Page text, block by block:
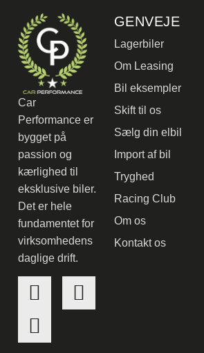
Car
Performance er
bygget på
passion og
kærlighed til
eksklusive biler.
Det er hele
fundamentet for
virksomhedens
daglige drift.
GENVEJE
Lagerbiler
Om Leasing
Bil eksempler
Skift til os
Sælg din elbil
Import af bil
Tryghed
Racing Club
Om os
Kontakt os